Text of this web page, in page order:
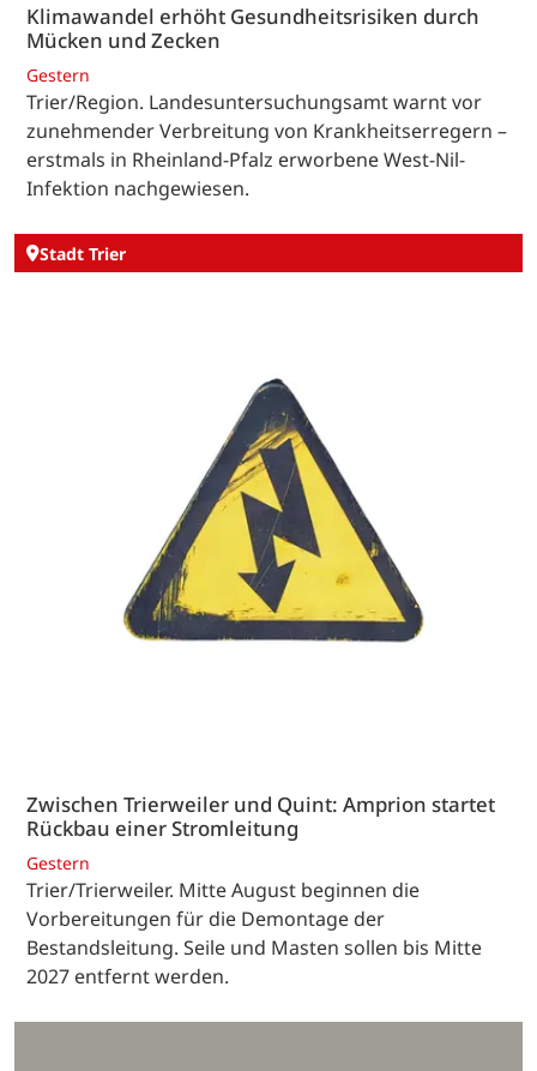
Klimawandel erhöht Gesundheitsrisiken durch
Mücken und Zecken
Gestern
Trier/Region. Landesuntersuchungsamt warnt vor
zunehmender Verbreitung von Krankheitserregern –
erstmals in Rheinland-Pfalz erworbene West-Nil-
Infektion nachgewiesen.
Stadt Trier
Zwischen Trierweiler und Quint: Amprion startet
Rückbau einer Stromleitung
Gestern
Trier/Trierweiler. Mitte August beginnen die
Vorbereitungen für die Demontage der
Bestandsleitung. Seile und Masten sollen bis Mitte
2027 entfernt werden.